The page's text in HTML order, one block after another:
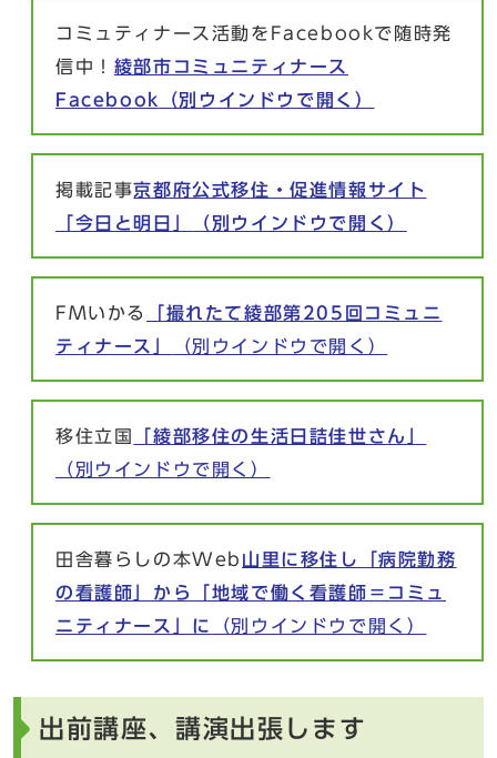
コミュティナース活動をFacebookで随時発
信中！ 綾部市コミュニティナース
Facebook
（別ウインドウで開く）
掲載記事京都府公式移住・促進情報サイト
「今日と明日」
（別ウインドウで開く）
FMいかる
「撮れたて綾部第205回コミュニ
ティナース」
（別ウインドウで開く）
移住立国
「綾部移住の生活日詰佳世さん」
（別ウインドウで開く）
田舎暮らしの本Web 山里に移住し「病院勤務
の看護師」から「地域で働く看護師＝コミュ
ニティナース」に
（別ウインドウで開く）
出前講座、講演出張します